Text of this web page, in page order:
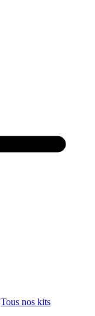
Tous nos kits